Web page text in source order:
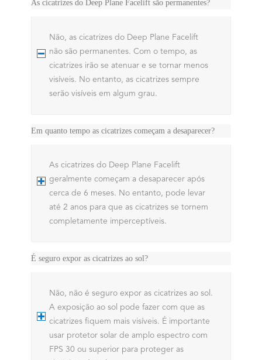
As cicatrizes do Deep Plane Facelift são permanentes?
Não, as cicatrizes do Deep Plane Facelift
não são permanentes. Com o tempo, as
cicatrizes irão se atenuar e se tornar menos
visíveis. No entanto, as cicatrizes sempre
serão visíveis em algum grau.
Em quanto tempo as cicatrizes começam a desaparecer?
As cicatrizes do Deep Plane Facelift
geralmente começam a desaparecer após
cerca de 6 meses. No entanto, pode levar
até 2 anos para que as cicatrizes se tornem
completamente imperceptíveis.
É seguro expor as cicatrizes ao sol?
Não, não é seguro expor as cicatrizes ao sol.
A exposição ao sol pode fazer com que as
cicatrizes fiquem mais visíveis. É importante
usar protetor solar de amplo espectro com
FPS 30 ou superior para proteger as